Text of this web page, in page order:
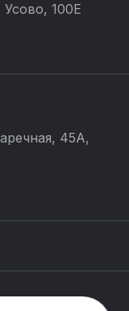
100Е
45А,